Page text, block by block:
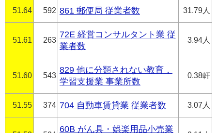
51.64 592 861 郵便局 従業者数 31.79人
51.61 263
72E 経営コンサルタント業 従
業者数
3.94人
51.60 543
829 他に分類されない教育，
学習支援業 事業所数
0.38軒
51.55 374 704 自動車賃貸業 従業者数 3.07人
60B がん具・娯楽用品小売業